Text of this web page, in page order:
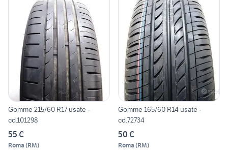
Gomme 215/60 R17 usate -
cd.101298
55 €
Roma (RM)
Gomme 165/60 R14 usate -
cd.72734
50 €
Roma (RM)